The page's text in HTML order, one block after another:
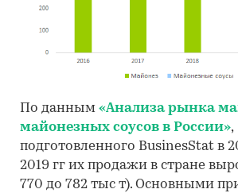
По данным «Анализа рынка
майонезных соусов в России»,
подготовленного BusinesStat в
2019 гг их продажи в стране
770 до 782 тыс т). Основными